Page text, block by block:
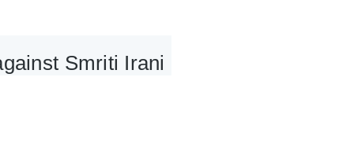
Smriti Irani